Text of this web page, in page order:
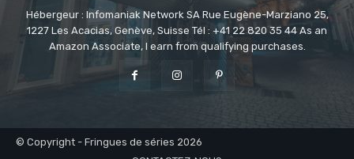
Hébergeur : Infomaniak Network SA Rue Eugène-Marziano 25,
1227 Les Acacias, Genève, Suisse Tél : +41 22 820 35 44 As an
Amazon Associate, I earn from qualifying purchases.
© Copyright - Fringues de séries 2026